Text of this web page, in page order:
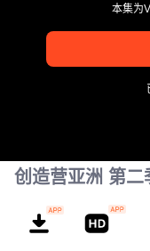
本集为
创造营亚洲 第二